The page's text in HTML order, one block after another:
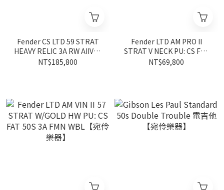
Fender CS LTD 59 STRAT
HEAVY RELIC 3A RW AIIVRY
公司貨【宛伶樂器】
NT$185,800
Fender LTD AM PRO II
STRAT V NECK PU: CS FAT
50S MN BGB【宛伶樂器】
NT$69,800